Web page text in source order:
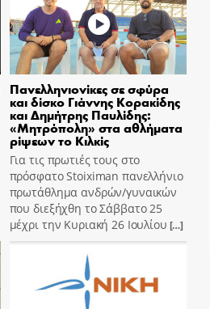
Πανελληνιονίκες σε σφύρα
και δίσκο Γιάννης Κορακίδης
και Δημήτρης Παυλίδης:
«Μητρόπολη» στα αθλήματα
ρίψεων το Κιλκίς
Για τις πρωτιές τους στο
πρόσφατο Stoiximan πανελλήνιο
πρωτάθλημα ανδρών/γυναικών
που διεξήχθη το Σάββατο 25
μέχρι την Κυριακή 26 Ιουλίου […]